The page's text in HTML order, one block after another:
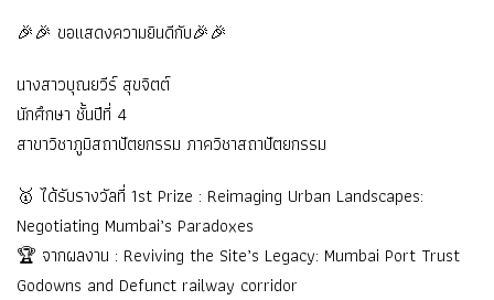
🎉🎉 ขอแสดงความยินดีกับ🎉🎉
นางสาวบุณยวีร์ สุขจิตต์
นักศึกษา ชั้นปีที่ 4
สาขาวิชาภูมิสถาปัตยกรรม ภาควิชาสถาปัตยกรรม
🥇 ได้รับรางวัลที่ 1st Prize : Reimaging Urban Landscapes:
Negotiating Mumbai’s Paradoxes
🏆 จากผลงาน : Reviving the Site’s Legacy: Mumbai Port Trust
Godowns and Defunct railway corridor